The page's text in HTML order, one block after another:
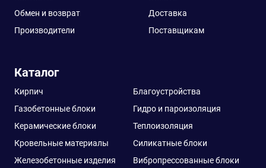
Обмен и возврат
Доставка
Производители
Поставщикам
Каталог
Кирпич
Газобетонные блоки
Керамические блоки
Кровельные материалы
Железобетонные изделия
Благоустройства
Гидро и пароизоляция
Теплоизоляция
Силикатные блоки
Вибропрессованные блоки